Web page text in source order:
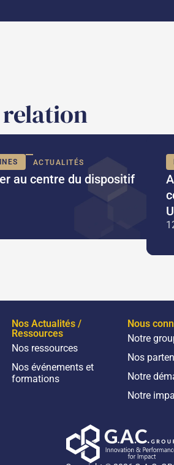
ACTUALITÉS
au centre du dispositif
Nos Actualités /
Ressources
Nos ressources
Nos événements et
formations
Nous
Notre
Nos
Notre
Notre